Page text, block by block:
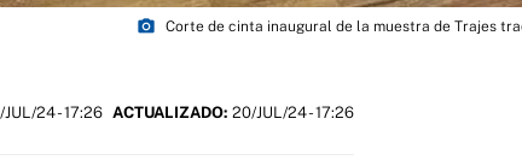
photo_camera Corte de cinta inaugural de la muestra de Trajes
JUL/24- 17:26 ACTUALIZADO: 20/JUL/24 - 17:26